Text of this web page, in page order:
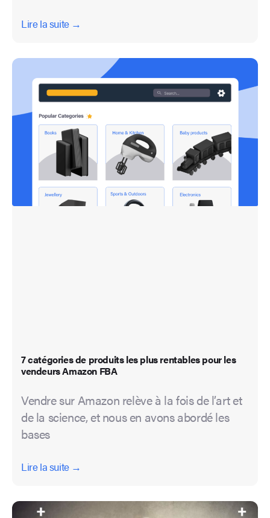
Lire la suite →
7 catégories de produits les plus rentables pour les
vendeurs Amazon FBA
Vendre sur Amazon relève à la fois de l’art et
de la science, et nous en avons abordé les
bases
Lire la suite →